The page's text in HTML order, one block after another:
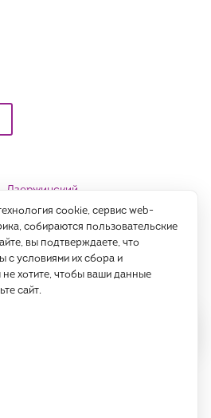
Дзержинский,
15 (офис)
вс - выходные
cookie, сервис web-
собираются пользовательские
вы подтверждаете, что
с условиями их сбора и
хотите, чтобы ваши данные
сайт.